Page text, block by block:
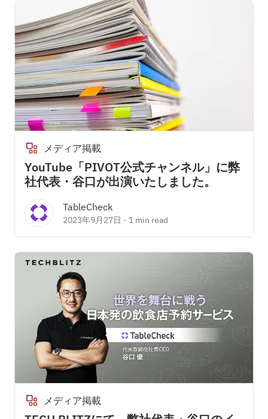
メディア掲載
YouTube「PIVOT公式チャンネル」に弊
社代表・谷口が出演いたしました。
TableCheck
2023年9月27日 - 1 min read
メディア掲載